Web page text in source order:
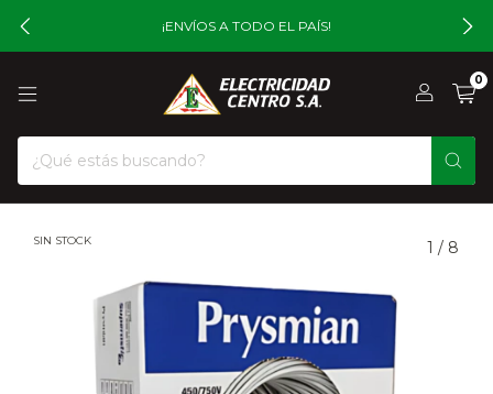
¡ENVÍOS A TODO EL PAÍS!
0
SIN STOCK 1 / 8